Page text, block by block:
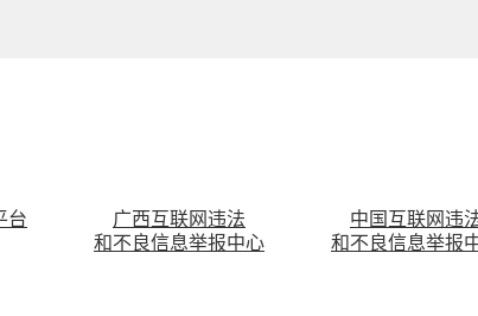
台
广西互联网违法
和不良信息举报中心
中国互联网违
和不良信息举报